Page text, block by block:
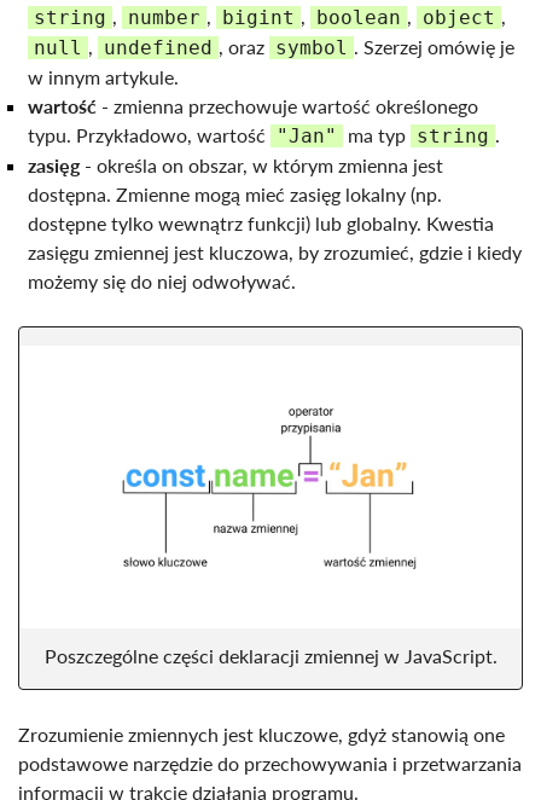
string , number , bigint , boolean , object ,
null , undefined , oraz symbol . Szerzej omówię je
w innym artykule.
wartość - zmienna przechowuje wartość określonego
typu. Przykładowo, wartość
"Jan" ma typ string .
zasięg- określa on obszar, w którym zmienna jest
dostępna. Zmienne mogą mieć zasięg lokalny (np.
dostępne tylko wewnątrz funkcji) lub globalny. Kwestia
zasięgu zmiennej jest kluczowa, by zrozumieć, gdzie i kiedy
możemy się do niej odwoływać.
Poszczególne części deklaracji zmiennej w JavaScript.
Zrozumienie zmiennych jest kluczowe, gdyż stanowią one
podstawowe narzędzie do przechowywania i przetwarzania
informacji w trakcie działania programu.